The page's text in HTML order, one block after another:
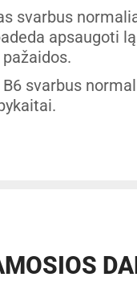
svarbus
apsaugoti
svarbus